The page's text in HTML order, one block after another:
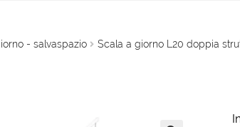
- salvaspazio Scala a giorno L20 doppia